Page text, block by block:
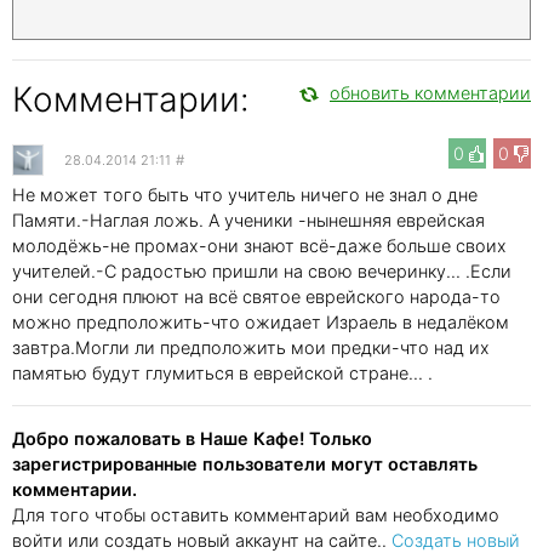
Комментарии: обновить комментарии
0 0
28.04.2014 21:11 #
Не может того быть что учитель ничего не знал о дне
Памяти.-Наглая ложь. А ученики -нынешняя еврейская
молодёжь-не промах-они знают всё-даже больше своих
учителей.-С радостью пришли на свою вечеринку... .Если
они сегодня плюют на всё святое еврейского народа-то
можно предположить-что ожидает Израель в недалёком
завтра.Могли ли предположить мои предки-что над их
памятью будут глумиться в еврейской стране... .
Добро пожаловать в Наше Кафе! Только
зарегистрированные пользователи могут оставлять
комментарии.
Для того чтобы оставить комментарий вам необходимо
войти или создать новый аккаунт на сайте.. Создать новый